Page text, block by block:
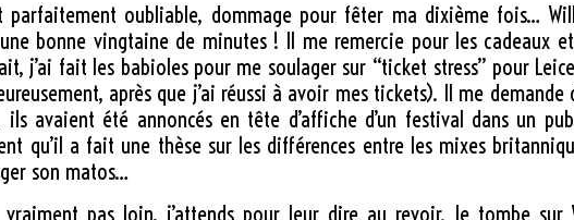
parfaitement oubliable, dommage pour fêter ma dixième fois…
bonne vingtaine de minutes ! Il me remercie pour les cadeaux
j’ai fait les babioles pour me soulager sur “ticket stress” pour
après que j’ai réussi à avoir mes tickets). Il me demande
ils avaient été annoncés en tête d’affiche d’un festival dans un
qu’il a fait une thèse sur les différences entre les mixes
son matos…
vraiment pas loin, j’attends pour leur dire au revoir. Je tombe